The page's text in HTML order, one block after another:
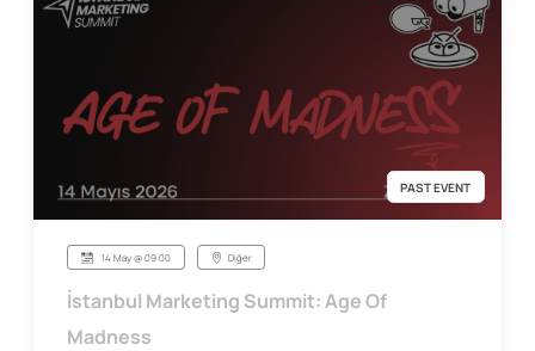
PAST EVENT
14 May @ 09:00 Diğer
İstanbul Marketing Summit: Age Of
Madness